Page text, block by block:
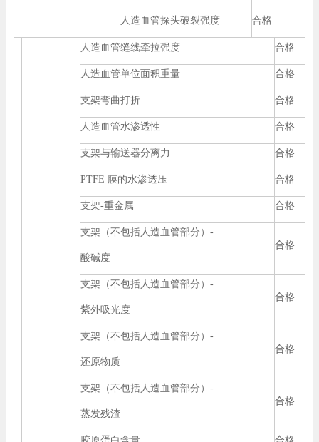
人造血管探头破裂强度 合格
人造血管缝线牵拉强度 合格
人造血管单位面积重量 合格
支架弯曲打折 合格
人造血管水渗透性 合格
支架与输送器分离力 合格
PTFE 膜的水渗透压 合格
支架-重金属 合格
支架（不包括人造血管部分）-
酸碱度
合格
支架（不包括人造血管部分）-
紫外吸光度
合格
支架（不包括人造血管部分）-
还原物质
合格
支架（不包括人造血管部分）-
蒸发残渣
合格